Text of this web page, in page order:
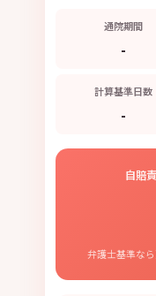
通院期間
-
計算基準日数
-
自賠
弁護士基準な